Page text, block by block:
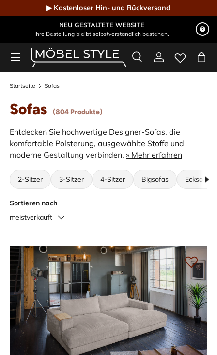
Direkt zum Inhalt
▶ Kostenloser Hin- und Rückversand
NEU GESTALTETE WEBSITE
Ihre Bestellung bleibt selbstverständlich bestehen.
Möbel Style - Der Online-Shop für Designmöbel
Suchen
SucheEinloggen
Menü
Startseite Sofas
Sofas (804 Produkte)
Entdecken Sie hochwertige Designer-Sofas, die
komfortable Polsterung, ausgewählte Stoffe und
moderne Gestaltung verbinden. » Mehr erfahren
2-Sitzer 3-Sitzer 4-Sitzer Bigsofas Ecksofas
Sortieren nach
meistverkauft